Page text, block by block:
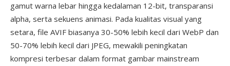
gamut warna lebar hingga kedalaman 12-bit, transparansi
alpha, serta sekuens animasi. Pada kualitas visual yang
setara, file AVIF biasanya 30-50% lebih kecil dari WebP dan
50-70% lebih kecil dari JPEG, mewakili peningkatan
kompresi terbesar dalam format gambar mainstream